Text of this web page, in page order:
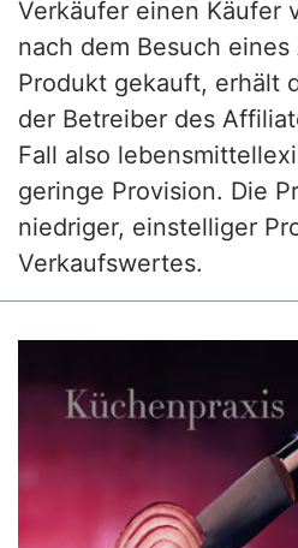
Verkäufer einen Käufer
nach dem Besuch
Produkt gekauft, erhält
der Betreiber des
Fall also
geringe Provision. Die
niedriger, einstelliger
Verkaufswertes.